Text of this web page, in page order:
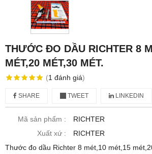
THƯỚC ĐO DẦU RICHTER 8
MÉT,20 MÉT,30 MÉT.
(1 đánh giá)
SHARE TWEET LINKEDIN
Mã sản phẩm :
RICHTER
Xuất xứ :
RICHTER
Thước đo dầu Richter 8 mét,10 mét,15